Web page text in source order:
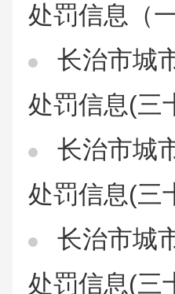
处罚信息（一
长治市城
处罚信息(三
长治市城
处罚信息(三
长治市城
处罚信息(三